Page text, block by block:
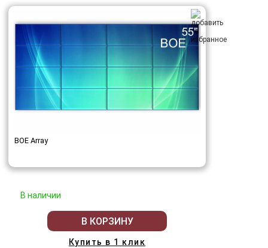
BOE Array
В наличии
В КОРЗИНУ
Купить в 1 клик